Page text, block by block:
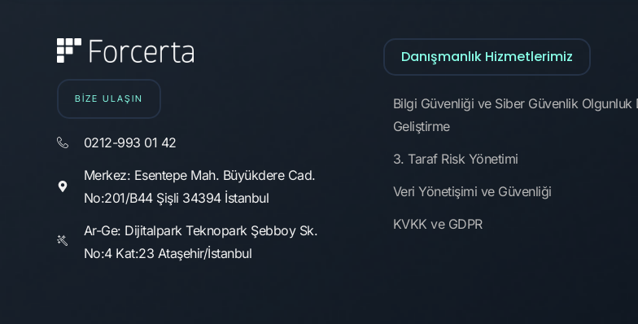
BİZE ULAŞIN
0212-993 01 42
Merkez: Esentepe Mah. Büyükdere Cad.
No:201/B44 Şişli 34394 İstanbul
Ar-Ge: Dijitalpark Teknopark Şebboy Sk.
No:4 Kat:23 Ataşehir/İstanbul
Danışmanlık Hizmetlerimiz
Bilgi Güvenliği ve Siber Güvenlik Olgunluk
Geliştirme
3. Taraf Risk Yönetimi
Veri Yönetişimi ve Güvenliği
KVKK ve GDPR